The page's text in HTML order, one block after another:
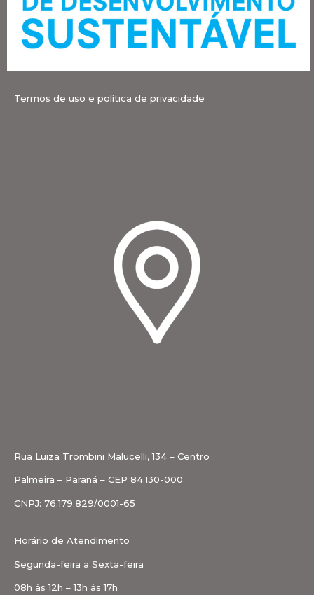
Termos de uso e política de privacidade
Rua Luiza Trombini Malucelli, 134 – Centro
Palmeira – Paraná – CEP 84.130-000
CNPJ: 76.179.829/0001-65
Horário de Atendimento
Segunda-feira a Sexta-feira
08h às 12h – 13h às 17h